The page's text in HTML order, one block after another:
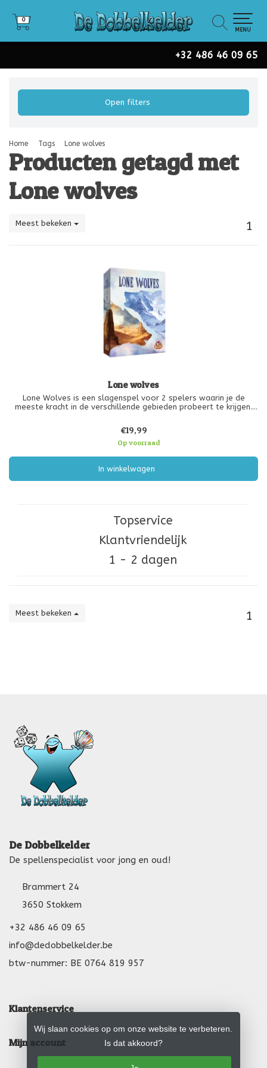
+32 486 46 09 65
0
0
MENU
Open filters
Home Tags Lone wolves
Producten getagd met
Lone wolves
Meest bekeken 1
Lone wolves
Lone Wolves is een slagenspel voor 2 spelers waarin je de
meeste kracht in de verschillende gebieden probeert te krijgen.
ee
€19,99
Op voorraad
In winkelwagen
Topservice
Klantvriendelijk
1 - 2 dagen
Meest bekeken 1
De Dobbelkelder
De spellenspecialist voor jong en oud!
Brammert 24
3650 Stokkem
+32 486 46 09 65
info@dedobbelkelder.be
btw-nummer: BE 0764 819 957
Klantenservice
Mijn account
Wij slaan cookies op om onze website te verbeteren.
Is dat akkoord?